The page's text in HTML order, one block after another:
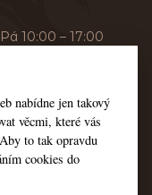
10:00 – 17:00
549 410
608 444 378
nabídne jen takový
věcmi, které vás
to tak opravdu
cookies do